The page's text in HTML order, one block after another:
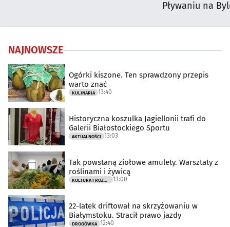
Pływaniu na
NAJNOWSZE
Ogórki kiszone. Ten sprawdzony przepis
warto znać
KULINARIA 13:40
Historyczna koszulka Jagiellonii trafi do
Galerii Białostockiego Sportu
AKTUALNOŚCI 13:03
Tak powstaną ziołowe amulety. Warsztaty z
roślinami i żywicą
13:00
22-latek driftował na skrzyżowaniu w
Białymstoku. Stracił prawo jazdy
DROGÓWKA 12:40